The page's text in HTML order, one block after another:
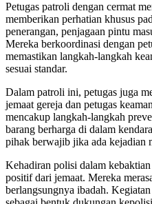
Petugas patroli dengan cermat
memberikan perhatian khusus
penerangan, penjagaan pintu
Mereka berkoordinasi dengan
memastikan langkah-langkah
sesuai standar.
Dalam patroli ini, petugas juga
jemaat gereja dan petugas
mencakup langkah-langkah
barang berharga di dalam
pihak berwajib jika ada kejadian
Kehadiran polisi dalam
positif dari jemaat. Mereka
berlangsungnya ibadah.